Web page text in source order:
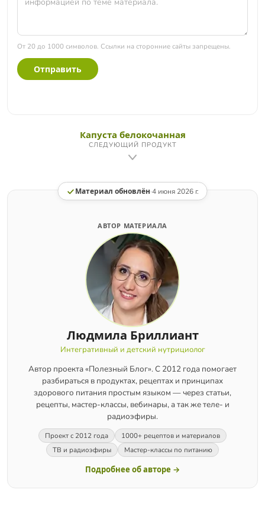
От 20 до 1000 символов. Ссылки на сторонние сайты запрещены.
Отправить
Капуста белокочанная
СЛЕДУЮЩИЙ ПРОДУКТ
Материал обновлён·4 июня 2026 г.
АВТОР МАТЕРИАЛА
Людмила Бриллиант
Интегративный и детский нутрициолог
Автор проекта «Полезный Блог». С 2012 года помогает
разбираться в продуктах, рецептах и принципах
здорового питания простым языком — через статьи,
рецепты, мастер-классы, вебинары, а так же теле- и
радиоэфиры.
Проект с 2012 года
1000+ рецептов и материалов
ТВ и радиоэфиры
Мастер-классы по питанию
Подробнее об авторе →